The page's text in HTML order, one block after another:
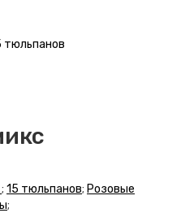
тюльпанов
; 15 тюльпанов; Розовые
;